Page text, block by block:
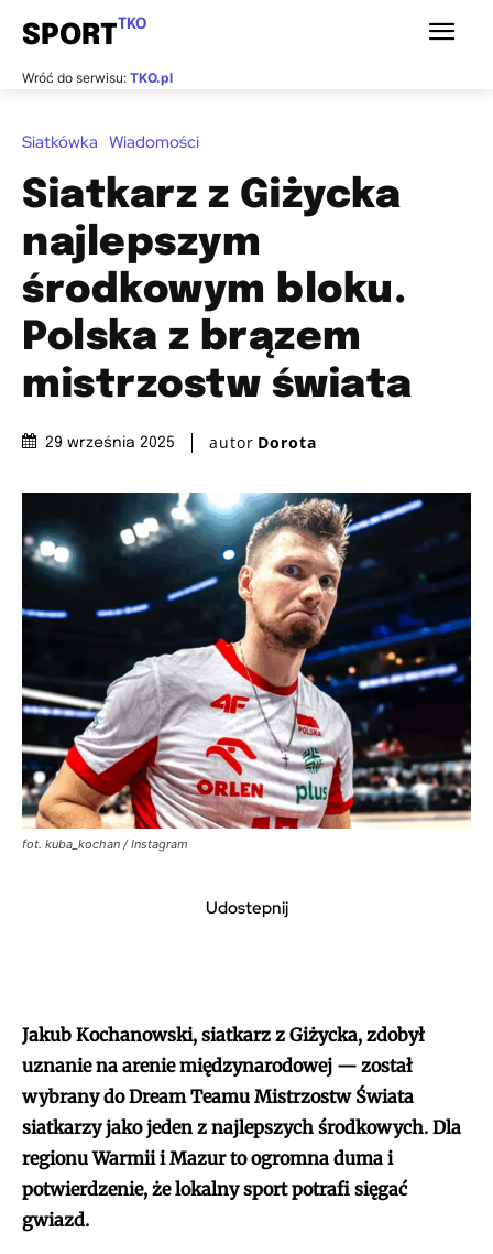
SPORTTKO
Wróć do serwisu: TKO.pl
Siatkówka Wiadomości
Siatkarz z Giżycka
najlepszym
środkowym bloku.
Polska z brązem
mistrzostw świata
29 września 2025 autor Dorota
fot. kuba_kochan / Instagram
Udostepnij
Jakub Kochanowski, siatkarz z Giżycka, zdobył
uznanie na arenie międzynarodowej — został
wybrany do Dream Teamu Mistrzostw Świata
siatkarzy jako jeden z najlepszych środkowych. Dla
regionu Warmii i Mazur to ogromna duma i
potwierdzenie, że lokalny sport potrafi sięgać
gwiazd.